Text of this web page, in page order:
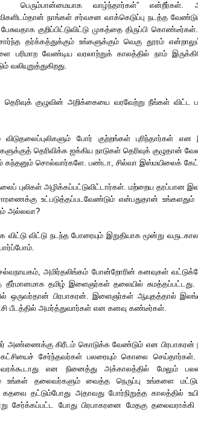
பெரும்பான்மையாக வாழ்ந்தார்கள்” என்றீர்கள்.
நாங்கள் சர்வசன வாக்கெடுப்பு நடத்த
குறிப்பிட்டுவிட்டு முகத்தை திருப்பி
தர்க்கத்துக்கும் உங்களுக்கும் வெகு தூரம்
பரிமாற வேண்டிய வரலாற்றுக் காலத்தில் நாம்
தெரிவுக் குழுவின் அறிக்கையை வரவேற்று நீங்கள் விட்ட
போர் குற்றங்கள் புரிந்தார்கள்
தெரிவிக்க ஐக்கிய நாடுகள் தெரிவுக் குழுதான்
கந்தனும் சொல்வார்களே. பண்டா, சில்வா இஸ்மயிலைக்
புலிகள் அழிக்கப்பட்டுவிட்டார்கள். மற்றைய தரப்பான
உட்படுத்தப்படவேண்டும் என்பதுதான்
அல்லவா?
விட்டு விட்டு நடந்த போரையும் இறுதியாக மூன்று
பார்ப்போம்.
அமிர்தலிங்கம் போன்றோரின் கனவுகள்
தீர்மானமாக தமிழ் இளைஞர்கள் தலையில்
ஒருவர்தான் பிரபாகரன். இளைஞர்கள் ஆயுதத்தால்
பீடத்தில் அமர்த்துவார்கள் என கனவு கண்டீர்கள்.
அண்ணைக்கு கிரீடம் கொடுக்க வேண்டும் என பிரபாகரன்
சேர்ந்தவர்கள் பலரையும் கொலை
என நினைத்து அக்காலத்தில் மேலும்
உங்கள் தலைவர்களும் வைத்த நெருப்பு உங்களை
கதவை தட்டும்போது அதாவது போர்நிறுத்த காலத்தில்
சேர்க்கப்பட்ட போது பிரபாகரனை மேதகு தலைவராக்கி